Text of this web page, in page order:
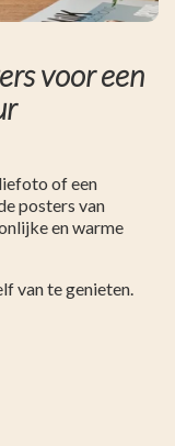
voor een
of een
posters van
en warme
van te genieten.